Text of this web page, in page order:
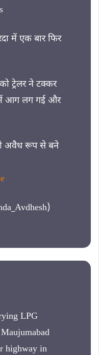
में एक बार फिर
ट्रेलर ने टक्कर
में आग लग गई और
अवैध रूप से बने
LPG
highway in